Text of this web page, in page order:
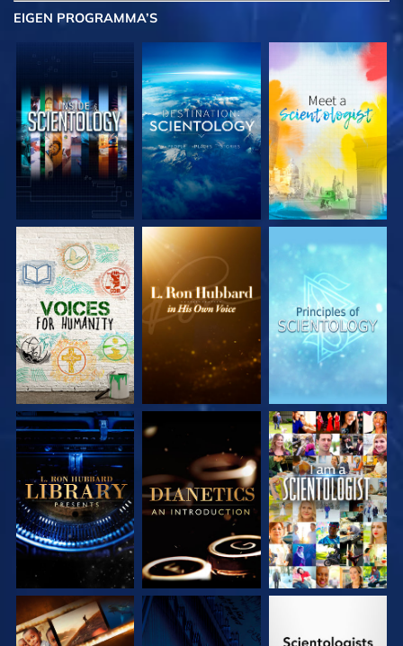
EIGEN PROGRAMMA’S
VERKEN DE SERIE VERKEN DE SERIE VERKEN DE SERIE
VERKEN DE SERIE VERKEN DE SERIE KIJK